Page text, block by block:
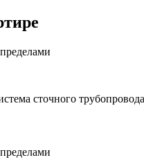
сточного